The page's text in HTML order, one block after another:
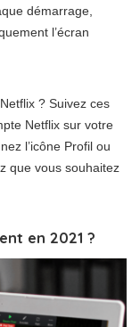
démarrage,
l’écran
? Suivez ces
Netflix sur votre
l’icône Profil ou
que vous souhaitez
en 2021 ?